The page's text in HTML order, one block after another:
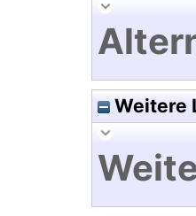
Weitere